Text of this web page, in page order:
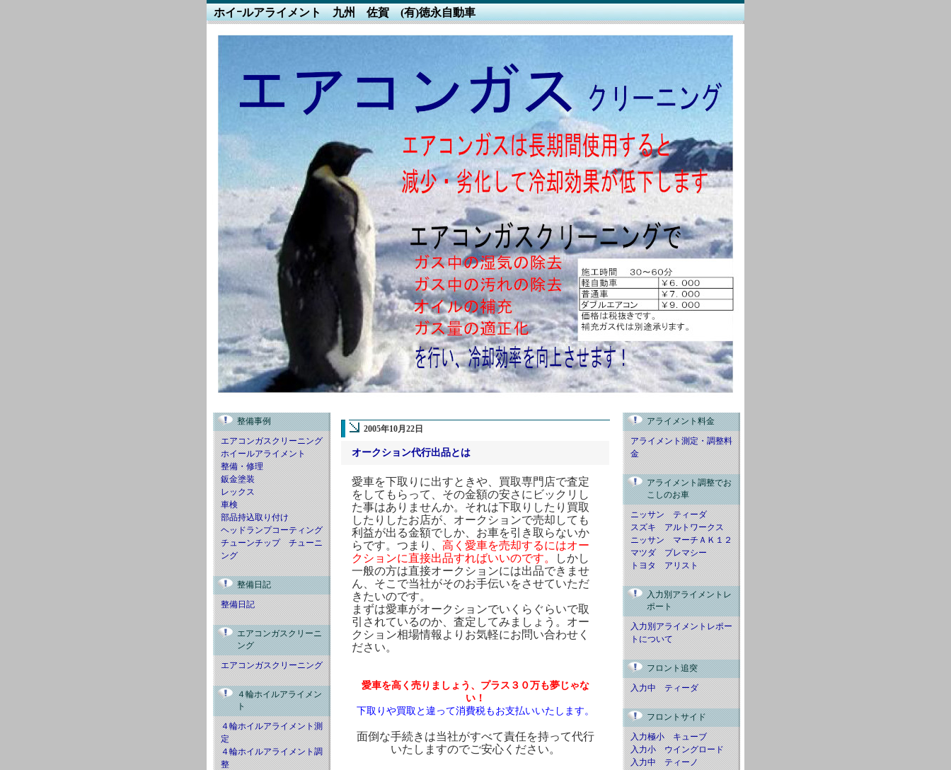
ホイｰルアライメント 九州 佐賀 (有)徳永自動車
整備事例
エアコンガスクリーニング
ホイールアライメント
整備・修理
鈑金塗装
レックス
車検
部品持込取り付け
ヘッドランプコーティング
チューンチップ チューニ
ング
整備日記
整備日記
エアコンガスクリーニ
ング
エアコンガスクリーニング
４輪ホイルアライメン
ト
４輪ホイルアライメント測
定
４輪ホイルアライメント調
整
2005年10月22日
オークション代行出品とは
愛車を下取りに出すときや、買取専門店で査定
をしてもらって、その金額の安さにビックリし
た事はありませんか。それは下取りしたり買取
したりしたお店が、オークションで売却しても
利益が出る金額でしか、お車を引き取らないか
らです。つまり、 高く愛車を売却するにはオー
クションに直接出品すればいいのです。
しかし
一般の方は直接オークションには出品できませ
ん、そこで当社がそのお手伝いをさせていただ
きたいのです。
まずは愛車がオークションでいくらぐらいで取
引されているのか、査定してみましょう。オー
クション相場情報よりお気軽にお問い合わせく
ださい。
愛車を高く売りましょう、プラス３０万も夢じゃな
い！
下取りや買取と違って消費税もお支払いいたします。
面倒な手続きは当社がすべて責任を持って代行
いたしますのでご安心ください。
アライメント料金
アライメント測定・調整料
金
アライメント調整でお
こしのお車
ニッサン ティーダ
スズキ アルトワークス
ニッサン マーチＡＫ１２
マツダ プレマシー
トヨタ アリスト
入力別アライメントレ
ポート
入力別アライメントレポー
トについて
フロント追突
入力中 ティーダ
フロントサイド
入力極小 キューブ
入力小 ウイングロード
入力中 ティーノ